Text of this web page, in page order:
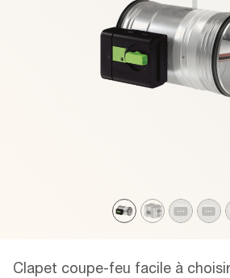
Clapet coupe-feu facile à